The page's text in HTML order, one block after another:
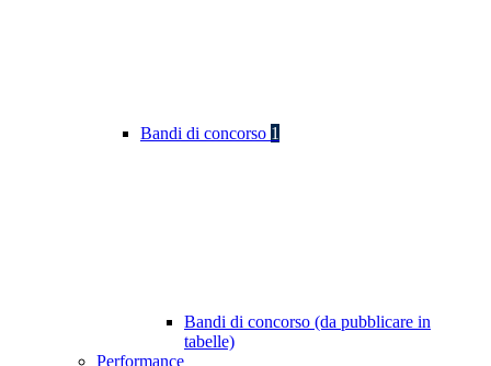
Bandi di concorso 1
Bandi di concorso (da pubblicare in
tabelle)
Performance